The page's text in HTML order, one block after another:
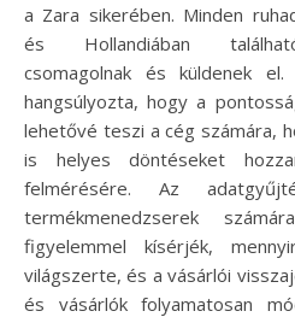
a Zara sikerében. Minden
és Hollandiában
csomagolnak és küldenek
hangsúlyozta, hogy a
lehetővé teszi a cég számára,
is helyes döntéseket
felmérésére. Az
termékmenedzserek
figyelemmel kísérjék,
világszerte, és a vásárlói
és vásárlók folyamatosan